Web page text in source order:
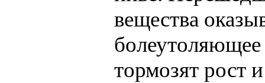
вещества
болеутоляющее
тормозят рост